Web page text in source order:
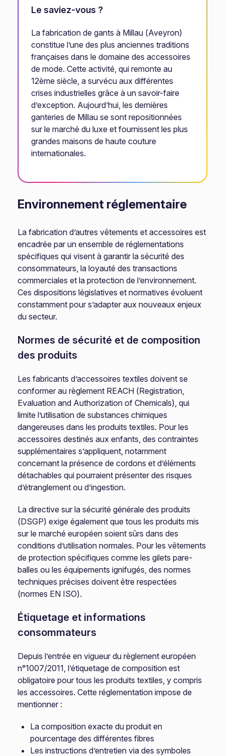
Le saviez-vous ?
La fabrication de gants à Millau (Aveyron)
constitue l’une des plus anciennes traditions
françaises dans le domaine des accessoires
de mode. Cette activité, qui remonte au
12ème siècle, a survécu aux différentes
crises industrielles grâce à un savoir-faire
d’exception. Aujourd’hui, les dernières
ganteries de Millau se sont repositionnées
sur le marché du luxe et fournissent les plus
grandes maisons de haute couture
internationales.
Environnement réglementaire
La fabrication d’autres vêtements et accessoires est
encadrée par un ensemble de réglementations
spécifiques qui visent à garantir la sécurité des
consommateurs, la loyauté des transactions
commerciales et la protection de l’environnement.
Ces dispositions législatives et normatives évoluent
constamment pour s’adapter aux nouveaux enjeux
du secteur.
Normes de sécurité et de composition
des produits
Les fabricants d’accessoires textiles doivent se
conformer au règlement REACH (Registration,
Evaluation and Authorization of Chemicals), qui
limite l’utilisation de substances chimiques
dangereuses dans les produits textiles. Pour les
accessoires destinés aux enfants, des contraintes
supplémentaires s’appliquent, notamment
concernant la présence de cordons et d’éléments
détachables qui pourraient présenter des risques
d’étranglement ou d’ingestion.
La directive sur la sécurité générale des produits
(DSGP) exige également que tous les produits mis
sur le marché européen soient sûrs dans des
conditions d’utilisation normales. Pour les vêtements
de protection spécifiques comme les gilets pare-
balles ou les équipements ignifugés, des normes
techniques précises doivent être respectées
(normes EN ISO).
Étiquetage et informations
consommateurs
Depuis l’entrée en vigueur du règlement européen
n°1007/2011, l’étiquetage de composition est
obligatoire pour tous les produits textiles, y compris
les accessoires. Cette réglementation impose de
mentionner :
La composition exacte du produit en
pourcentage des différentes fibres
Les instructions d’entretien via des symboles